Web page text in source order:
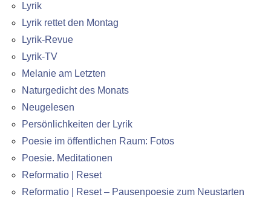
Lyrik
Lyrik rettet den Montag
Lyrik-Revue
Lyrik-TV
Melanie am Letzten
Naturgedicht des Monats
Neugelesen
Persönlichkeiten der Lyrik
Poesie im öffentlichen Raum: Fotos
Poesie. Meditationen
Reformatio | Reset
Reformatio | Reset – Pausenpoesie zum Neustarten